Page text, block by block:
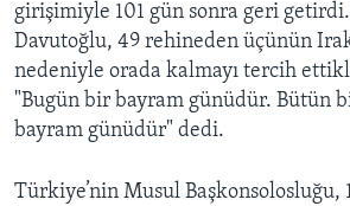
girişimiyle 101 gün sonra geri
Davutoğlu, 49 rehineden üçünün
nedeniyle orada kalmayı tercih
"Bugün bir bayram günüdür. Bütün
bayram günüdür" dedi.
Türkiye’nin Musul Başkonsolosluğu,